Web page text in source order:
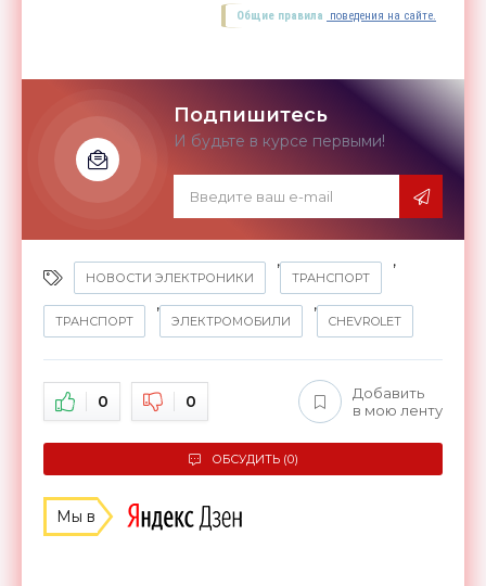
Общие правила поведения на сайте.
Подпишитесь
И будьте в курсе первыми!
НОВОСТИ ЭЛЕКТРОНИКИ
,
ТРАНСПОРТ
,
ТРАНСПОРТ
,
ЭЛЕКТРОМОБИЛИ
,
CHEVROLET
0 0
Добавить
в мою ленту
ОБСУДИТЬ (0)
Мы в